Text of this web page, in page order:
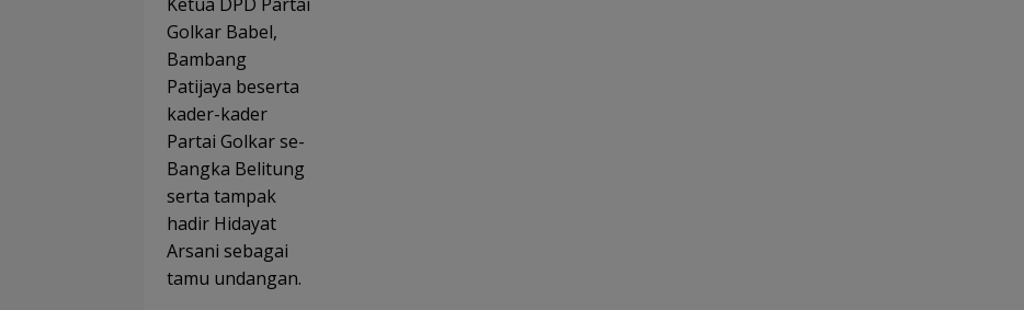
Golkar Babel,
Bambang
Patijaya beserta
kader-kader
Partai Golkar se-
Bangka Belitung
serta tampak
hadir Hidayat
Arsani sebagai
tamu undangan.